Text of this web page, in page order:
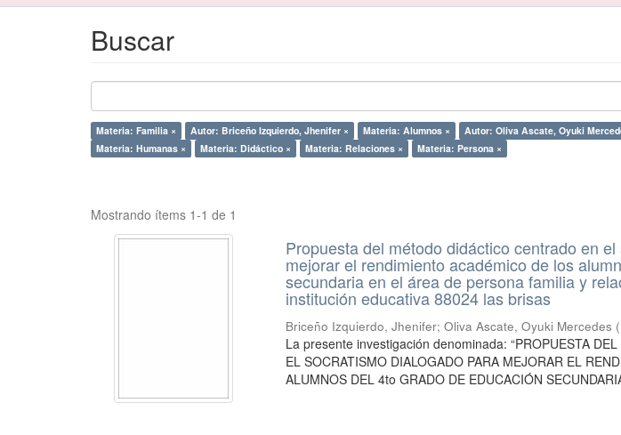
Buscar
Materia: Familia × Autor: Briceño Izquierdo, Jhenifer × Materia: Alumnos × Autor: Oliva Ascate, Oyuki
Materia: Humanas ×
Materia: Didáctico × Materia: Relaciones × Materia: Persona ×
Mostrando ítems 1-1 de 1
Propuesta del método didáctico centrado en
mejorar el rendimiento académico de los
secundaria en el área de persona familia y
institución educativa 88024 las brisas
Briceño Izquierdo, Jhenifer;Oliva Ascate, Oyuki Mercedes (
La presente investigación denominada: “PROPUESTA
EL SOCRATISMO DIALOGADO PARA MEJORAR EL
ALUMNOS DEL 4to GRADO DE EDUCACIÓN